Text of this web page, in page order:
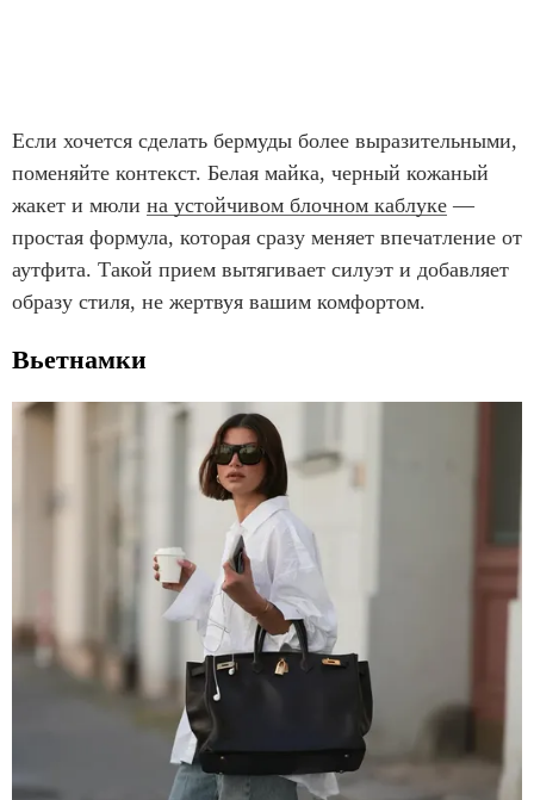
Если хочется сделать бермуды более выразительными,
поменяйте контекст. Белая майка, черный кожаный
жакет и мюли на устойчивом блочном каблуке —
простая формула, которая сразу меняет впечатление от
аутфита. Такой прием вытягивает силуэт и добавляет
образу стиля, не жертвуя вашим комфортом.
Вьетнамки